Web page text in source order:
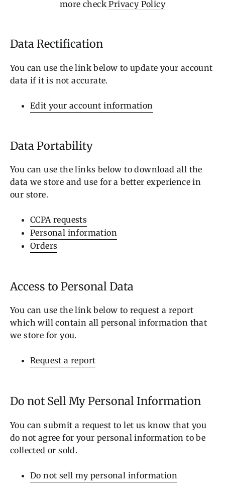
more checkPrivacy Policy
Data Rectification
You can use the link below to update your account
data if it is not accurate.
Edit your account information
Data Portability
You can use the links below to download all the
data we store and use for a better experience in
our store.
CCPA requests
Personal information
Orders
Access to Personal Data
You can use the link below to request a report
which will contain all personal information that
we store for you.
Request a report
Do not Sell My Personal Information
You can submit a request to let us know that you
do not agree for your personal information to be
collected or sold.
Do not sell my personal information